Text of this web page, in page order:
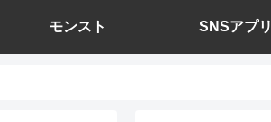
モンスト SNSアプリ